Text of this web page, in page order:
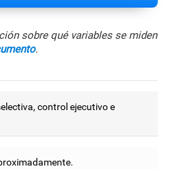
sobre qué variables se miden
.
control ejecutivo e